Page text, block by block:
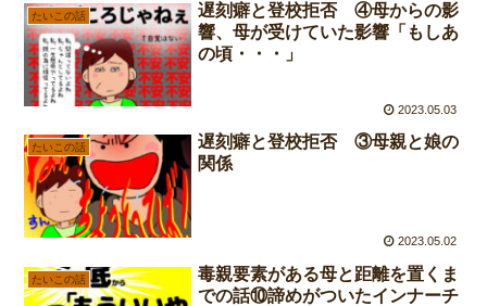
たいこの話
遅刻癖と登校拒否 ④母からの影
響、母が受けていた影響「もしあ
の頃・・・」
2023.05.03
たいこの話
遅刻癖と登校拒否 ③母親と娘の
関係
2023.05.02
たいこの話
毒親要素がある母と距離を置くま
での話⑩諦めがついたインナーチ